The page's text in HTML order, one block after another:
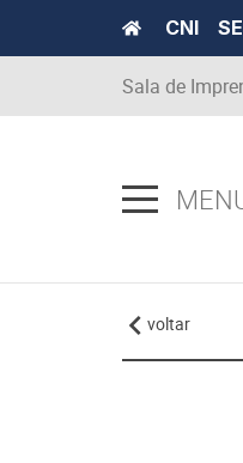
CNI
Sala de
voltar